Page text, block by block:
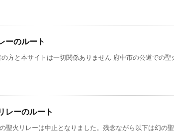
ーのルート
方と本サイトは一切関係ありません 府中市の公道での聖
レーのルート
聖火リレーは中止となりました。残念ながら以下は幻の